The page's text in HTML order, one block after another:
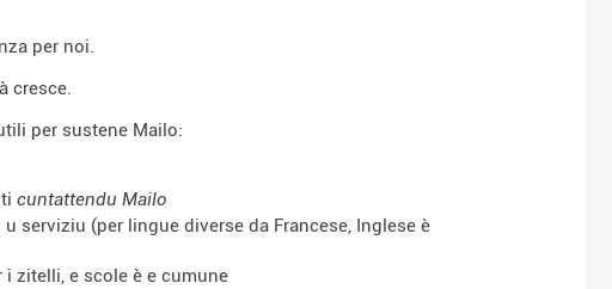
per noi.
cresce.
per sustene Mailo:
cuntattendu Mailo
serviziu (per lingue diverse da Francese, Inglese è
zitelli, e scole è e cumune